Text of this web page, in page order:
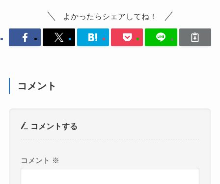
よかったらシェアしてね！
コメント
コメントする
コメント ※